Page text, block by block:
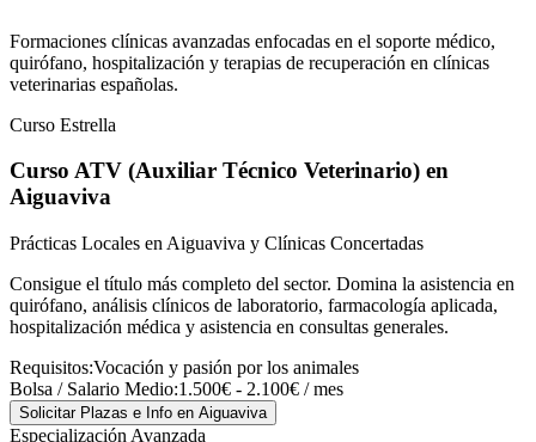
Formaciones clínicas avanzadas enfocadas en el soporte médico,
quirófano, hospitalización y terapias de recuperación en clínicas
veterinarias españolas.
Curso Estrella
Curso ATV (Auxiliar Técnico Veterinario) en
Aiguaviva
Prácticas Locales en Aiguaviva y Clínicas Concertadas
Consigue el título más completo del sector. Domina la asistencia en
quirófano, análisis clínicos de laboratorio, farmacología aplicada,
hospitalización médica y asistencia en consultas generales.
Requisitos:Vocación y pasión por los animales
Bolsa / Salario Medio:1.500€ - 2.100€ / mes
Solicitar Plazas e Info en Aiguaviva
Especialización Avanzada